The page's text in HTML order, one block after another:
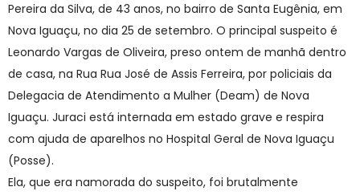
Pereira da Silva, de 43 anos, no bairro de Santa Eugênia, em
Nova Iguaçu, no dia 25 de setembro. O principal suspeito é
Leonardo Vargas de Oliveira, preso ontem de manhã dentro
de casa, na Rua Rua José de Assis Ferreira, por policiais da
Delegacia de Atendimento a Mulher (Deam) de Nova
Iguaçu. Juraci está internada em estado grave e respira
com ajuda de aparelhos no Hospital Geral de Nova Iguaçu
(Posse).
Ela, que era namorada do suspeito, foi brutalmente